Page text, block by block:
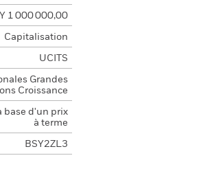
1 000 000,00
Capitalisation
UCITS
Grandes
Croissance
base d'un prix
à terme
BSY2ZL3